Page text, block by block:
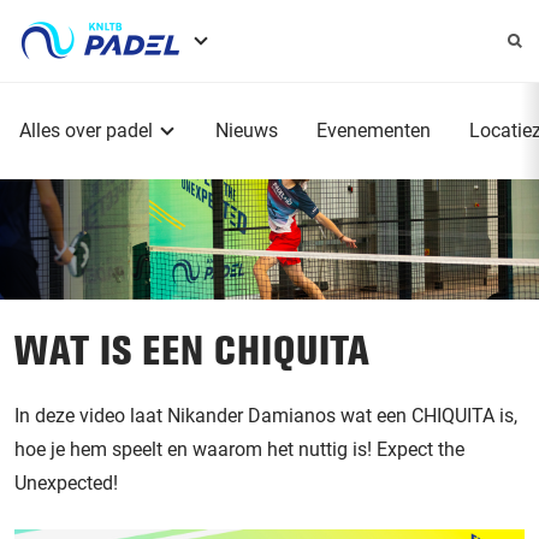
Alles over padel Nieuws Evenementen
WAT IS EEN CHIQUITA
In deze video laat Nikander Damianos wat een CHIQUITA is,
hoe je hem speelt en waarom het nuttig is! Expect the
Unexpected!